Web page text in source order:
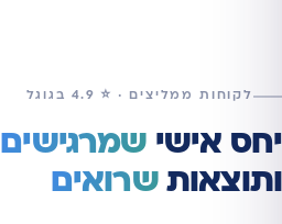
לקוחות ממליצים · ⭐ 4.9 בגוגל
יחס אישי שמרגישים
ותוצאותשרואים